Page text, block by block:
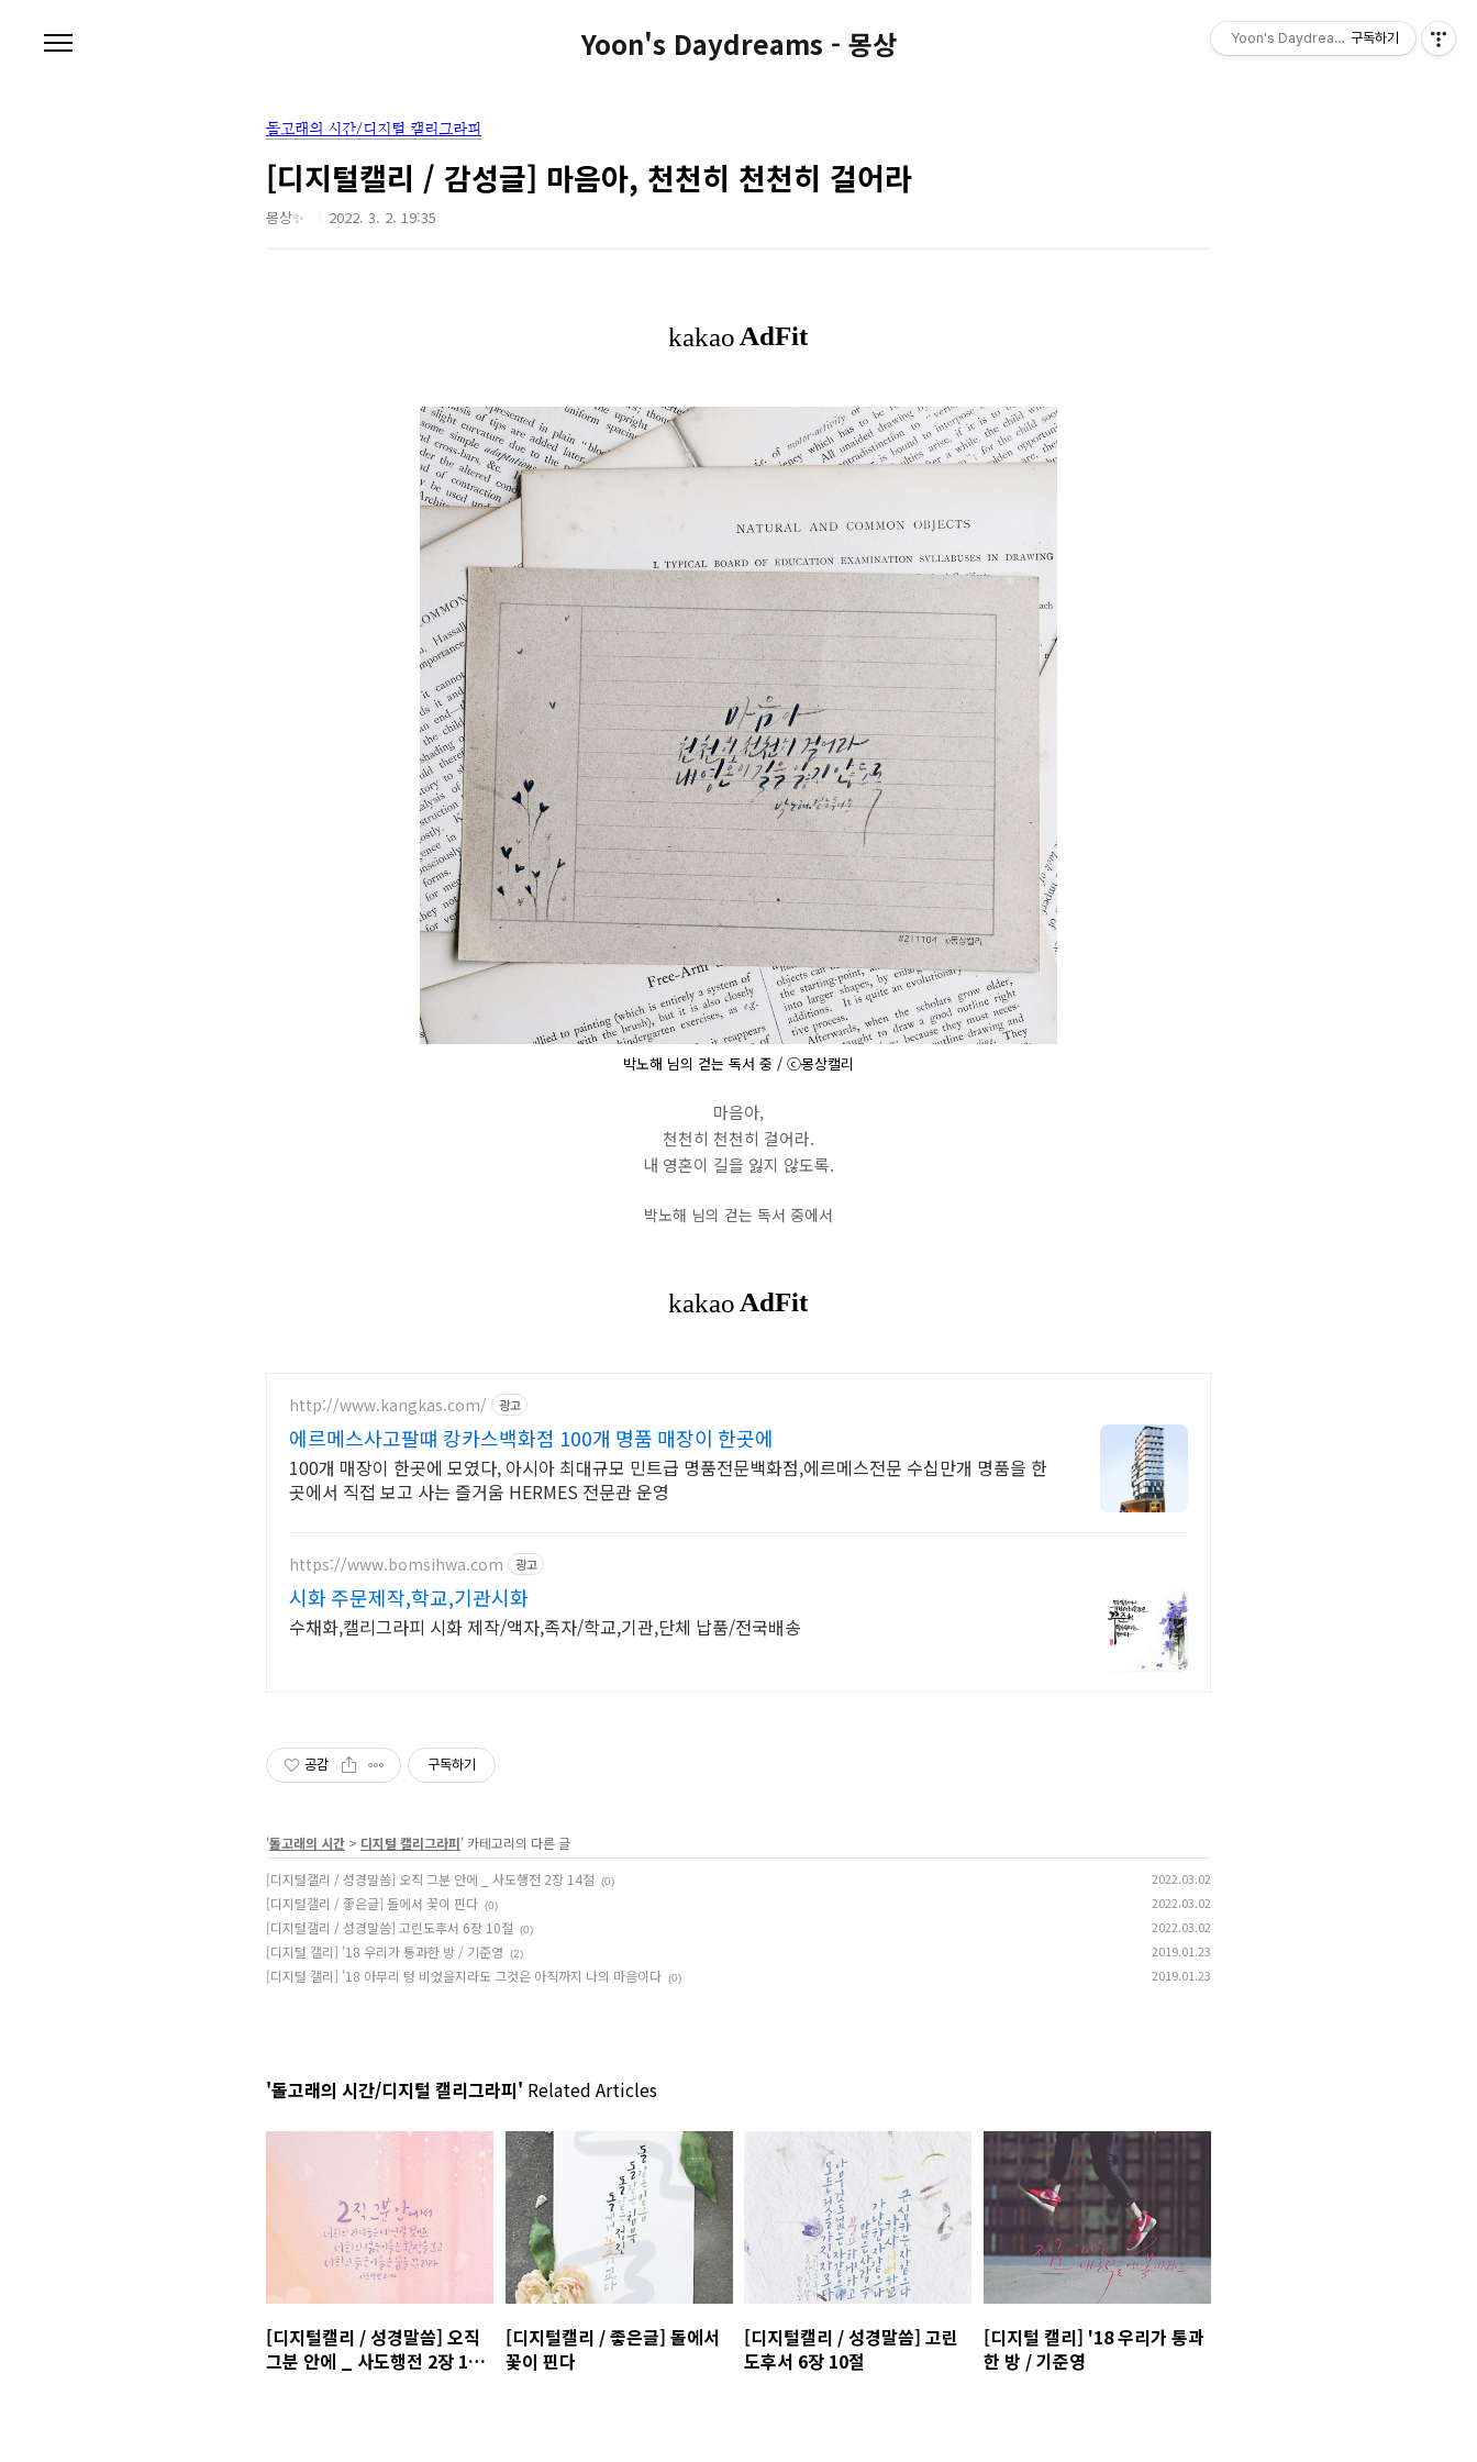
Yoon's Daydreams - 몽상
돌고래의 시간/디지털 캘리그라피
[디지털캘리 / 감성글] 마음아, 천천히 천천히 걸어라
몽상✨ 2022. 3. 2. 19:35
박노해 님의 걷는 독서 중 / ⓒ몽상캘리
마음아,
천천히 천천히 걸어라.
내 영혼이 길을 잃지 않도록.
박노해 님의 걷는 독서 중에서
http://www.kangkas.com/ 광고
에르메스사고팔떄 캉카스백화점 100개 명품 매장이 한곳에
100개 매장이 한곳에 모였다, 아시아 최대규모 민트급 명품전문백화점,에르메스전문 수십만개 명품을 한
곳에서 직접 보고 사는 즐거움 HERMES 전문관 운영
https://www.bomsihwa.com 광고
시화 주문제작,학교,기관시화
수채화,캘리그라피 시화 제작/액자,족자/학교,기관,단체 납품/전국배송
공감 구독하기
'돌고래의 시간 > 디지털 캘리그라피' 카테고리의 다른 글
[디지털캘리 / 성경말씀] 오직 그분 안에 _ 사도행전 2장 14절
(0) 2022.03.02
[디지털캘리 / 좋은글] 돌에서 꽃이 핀다 (0) 2022.03.02
[디지털캘리 / 성경말씀] 고린도후서 6장 10절 (0) 2022.03.02
[디지털 캘리] '18 우리가 통과한 방 / 기준영 (2) 2019.01.23
[디지털 캘리] '18 아무리 텅 비었을지라도 그것은 아직까지 나의 마음이다 (0) 2019.01.23
'돌고래의 시간/디지털 캘리그라피' Related Articles
[디지털캘리 / 성경말씀] 오직
그분 안에 _ 사도행전 2장 14
[디지털캘리 / 좋은글] 돌에서
꽃이 핀다
[디지털캘리 / 성경말씀] 고린
도후서 6장 10절
[디지털 캘리] '18 우리가 통과
한 방 / 기준영
Yoon's Daydreams - 몽상
구독하기